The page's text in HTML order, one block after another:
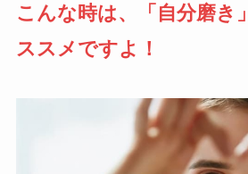
こんな時は、「自分磨き
ススメですよ！